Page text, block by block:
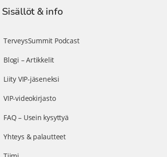
Sisällöt & info
TerveysSummit Podcast
Blogi – Artikkelit
Liity VIP-jäseneksi
VIP-videokirjasto
FAQ – Usein kysyttyä
Yhteys & palautteet